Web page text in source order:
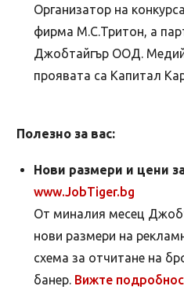
Организатор на
фирма М.С.Тритон, а
Джобтайгър ООД.
проявата са Капитал
Полезно за вас:
Нови размери и цени
www.JobTiger.bg
От миналия месец
нови размери на
схема за отчитане на
банер. Вижте